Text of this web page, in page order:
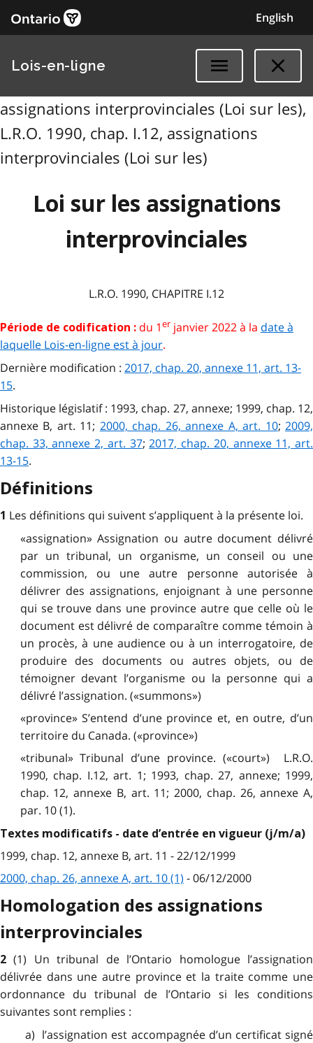
English
Lois-en-ligne
assignations interprovinciales (Loi sur les),
L.R.O. 1990, chap. I.12, assignations
interprovinciales (Loi sur les)
Loi sur les assignations
interprovinciales
L.R.O. 1990, CHAPITRE I.12
Période de codification : du 1er janvier 2022 à la date à
laquelle Lois-en-ligne est à jour.
Dernière modification : 2017, chap. 20, annexe 11, art. 13-
15.
Historique législatif : 1993, chap. 27, annexe; 1999, chap. 12,
annexe B, art. 11; 2000, chap. 26, annexe A, art. 10;2009,
chap. 33, annexe 2, art. 37;2017, chap. 20, annexe 11, art.
13-15.
Définitions
1 Les définitions qui suivent s’appliquent à la présente loi.
«assignation» Assignation ou autre document délivré
par un tribunal, un organisme, un conseil ou une
commission, ou une autre personne autorisée à
délivrer des assignations, enjoignant à une personne
qui se trouve dans une province autre que celle où le
document est délivré de comparaître comme témoin à
un procès, à une audience ou à un interrogatoire, de
produire des documents ou autres objets, ou de
témoigner devant l’organisme ou la personne qui a
délivré l’assignation. («summons»)
«province» S’entend d’une province et, en outre, d’un
territoire du Canada. («province»)
«tribunal» Tribunal d’une province. («court») L.R.O.
1990, chap. I.12, art. 1; 1993, chap. 27, annexe; 1999,
chap. 12, annexe B, art. 11; 2000, chap. 26, annexe A,
par. 10 (1).
Textes modificatifs - date d’entrée en vigueur (j/m/a)
1999, chap. 12, annexe B, art. 11 - 22/12/1999
2000, chap. 26, annexe A, art. 10 (1) - 06/12/2000
Homologation des assignations
interprovinciales
2(1) Un tribunal de l’Ontario homologue l’assignation
délivrée dans une autre province et la traite comme une
ordonnance du tribunal de l’Ontario si les conditions
suivantes sont remplies :
a) l’assignation est accompagnée d’un certificat signé